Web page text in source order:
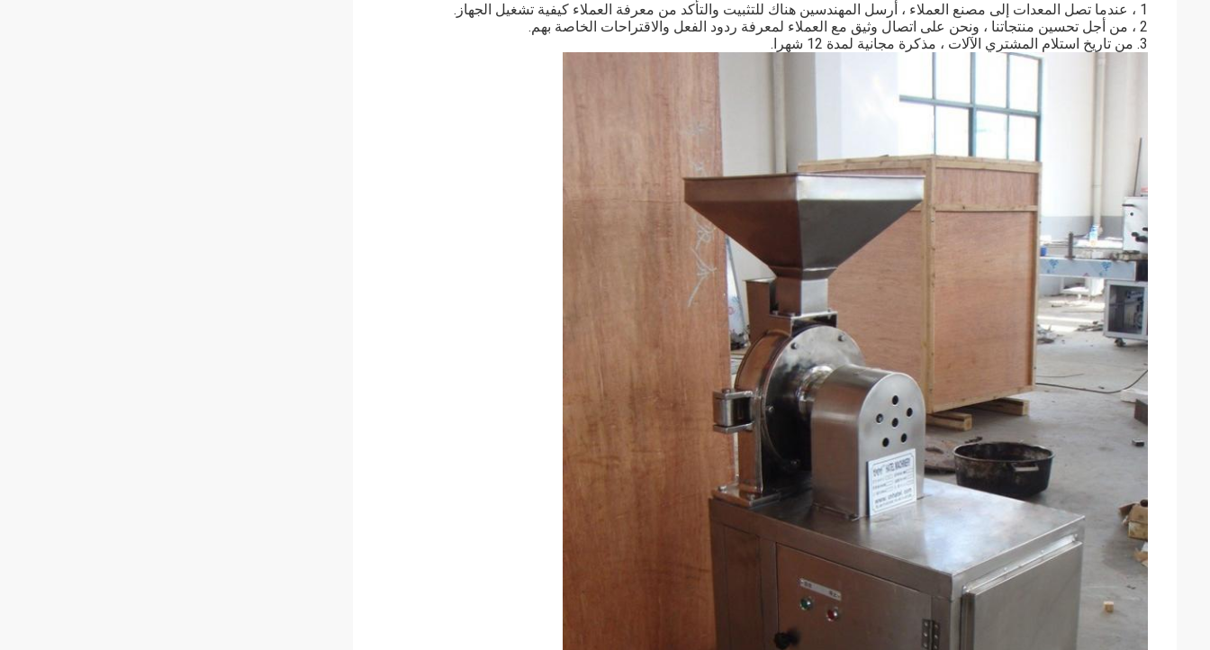
1 ، عندما تصل المعدات إلى مصنع العملاء ، أرسل المهندسين هناك للتثبيت والتأكد من معرفة العملاء كيفية تشغيل الجهاز.
2 ، من أجل تحسين منتجاتنا ، ونحن على اتصال وثيق مع العملاء لمعرفة ردود الفعل والاقتراحات الخاصة بهم.
3. من تاريخ استلام المشتري الآلات ، مذكرة مجانية لمدة 12 شهرا.